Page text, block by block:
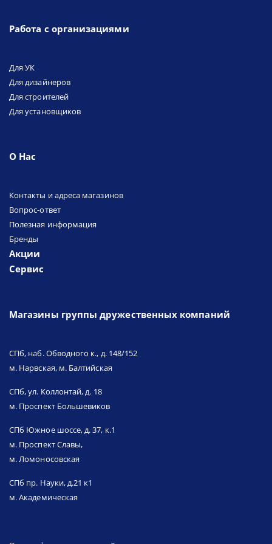
Работа с организациями
Для УК
Для дизайнеров
Для строителей
Для установщиков
О Нас
Контакты и адреса магазинов
Вопрос-ответ
Полезная информация
Бренды
Акции
Сервис
Магазины группы дружественных компаний
СПб, наб. Обводного к., д. 148/152
м. Нарвская, м. Балтийская
СПб, ул. Коллонтай, д. 18
м. Проспект Большевиков
СПб Южное шоссе, д. 37, к.1
м. Проспект Славы,
м. Ломоносовская
СПб пр. Науки, д.21 к1
м. Академическая